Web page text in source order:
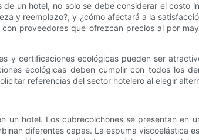
un hotel, no solo se debe considerar el costo
y reemplazo?, y ¿cómo afectará a la
proveedores que ofrezcan precios al por
y certificaciones ecológicas pueden ser
ecológicas deben cumplir con todos los
referencias del sector hotelero al elegir
hotel. Los cubrecolchones se presentan en
diferentes capas. La espuma viscoelástica